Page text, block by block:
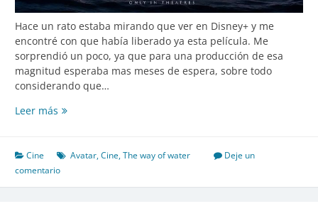
Hace un rato estaba mirando que ver en Disney+ y me
encontré con que había liberado ya esta película. Me
sorprendió un poco, ya que para una producción de esa
magnitud esperaba mas meses de espera, sobre todo
considerando que…
Leer más Avatar:
Of
Water
Cine Avatar,Cine,The way of water
Deje un
comentario